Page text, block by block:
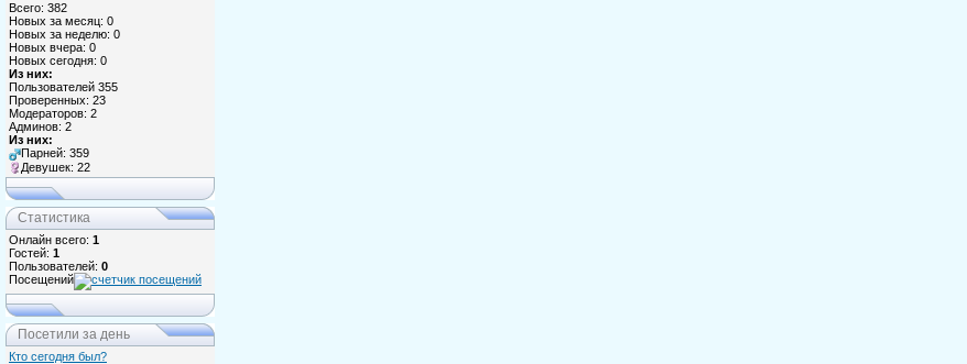
Всего: 382
Новых за месяц: 0
Новых за неделю: 0
Новых вчера: 0
Новых сегодня: 0
Из них:
Пользователей 355
Проверенных: 23
Модераторов: 2
Админов: 2
Из них:
Парней: 359
Девушек: 22
Статистика
Онлайн всего: 1
Гостей: 1
Пользователей: 0
Посещений
Посетили за день
Кто сегодня был?